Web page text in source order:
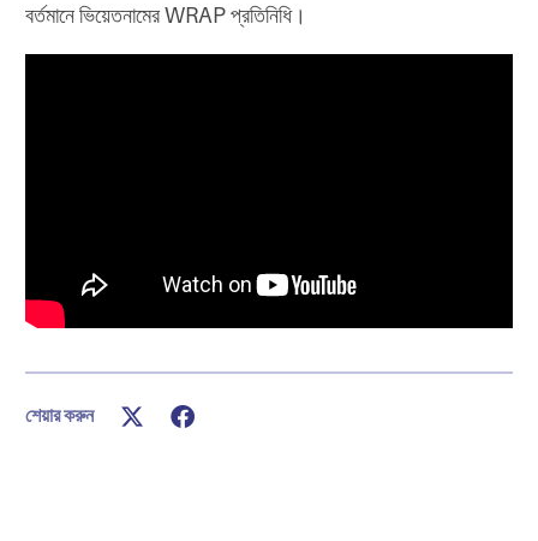
বর্তমানে ভিয়েতনামের WRAP প্রতিনিধি।
শেয়ার করুন